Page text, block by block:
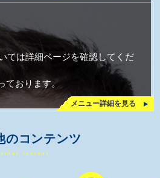
ては詳細ページを確認してくだ
ております。
メニュー詳細を見る
のコンテンツ
other content